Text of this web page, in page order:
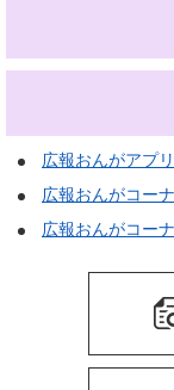
広報おんがアプ
広報おんがコー
広報おんがコー